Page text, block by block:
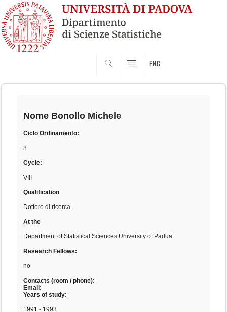
ENG
Skip
Nome Bonollo Michele
Ciclo Ordinamento:
8
Cycle:
VIII
Qualification
Dottore di ricerca
At the
Department of Statistical Sciences University of Padua
Research Fellows:
no
Contacts (room / phone):
Email:
Years of study:
1991 - 1993